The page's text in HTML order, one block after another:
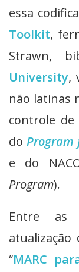
essa
Toolkit,
Strawn,
University,
não latinas
controle de
do Program
e do
Program).
Entre as
atualização
“MARC